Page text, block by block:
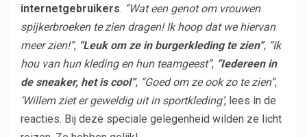
internetgebruikers. “Wat een genot om vrouwen
spijkerbroeken te zien dragen! Ik hoop dat we hiervan
meer zien!”, “Leuk om ze in burgerkleding te zien”, “Ik
hou van hun kleding en hun teamgeest”, “Iedereen in
de sneaker, het is cool”, “Goed om ze ook zo te zien”,
‘Willem ziet er geweldig uit in sportkleding’, lees in de
reacties. Bij deze speciale gelegenheid wilden ze licht